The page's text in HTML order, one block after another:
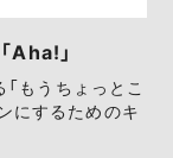
Aha!」
もうちょっとこ
にするためのキ